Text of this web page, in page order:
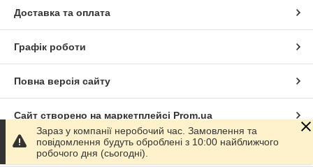
Доставка та оплата
Графік роботи
Повна версія сайту
Сайт створено на маркетплейсі Prom.ua
Політика конфіденційності
Зараз у компанії неробочий час. Замовлення та
повідомлення будуть оброблені з 10:00 найближчого
робочого дня (сьогодні).